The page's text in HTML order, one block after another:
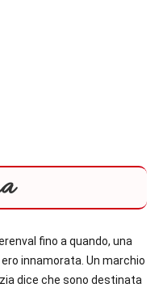
fino a quando, una
innamorata. Un marchio
dice che sono destinata